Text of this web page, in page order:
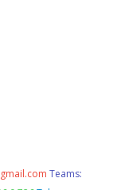
Teams: